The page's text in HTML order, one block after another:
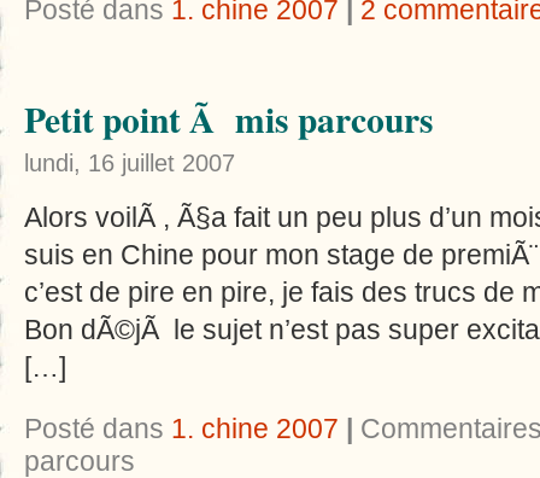
Posté dans 1. chine 2007 | 2
Petit point Ã mis parcours
lundi, 16 juillet 2007
Alors voilÃ , Ã§a fait un peu plus d’un
suis en Chine pour mon stage de
c’est de pire en pire, je fais des trucs de
Bon dÃ©jÃ le sujet n’est pas super
[…]
Posté dans 1. chine 2007 |
parcours